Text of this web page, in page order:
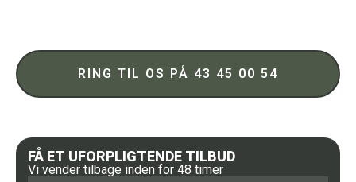
RING TIL OS PÅ 43 45 00 54
FÅ ET UFORPLIGTENDE TILBUD
Vi vender tilbage inden for 48 timer